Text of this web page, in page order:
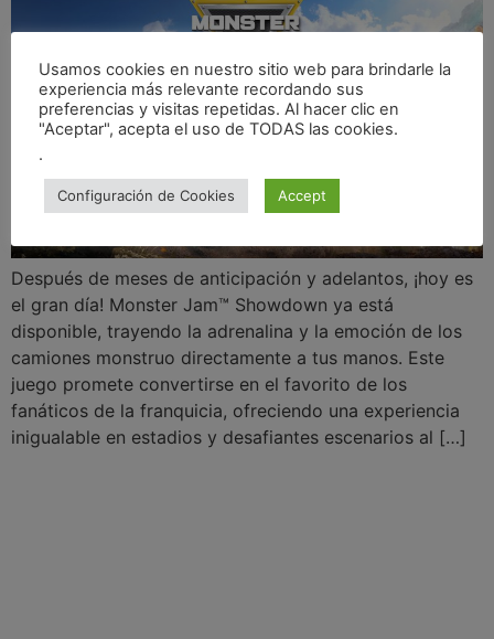
Después de meses de anticipación y adelantos, ¡hoy es
el gran día! Monster Jam™ Showdown ya está
disponible, trayendo la adrenalina y la emoción de los
camiones monstruo directamente a tus manos. Este
juego promete convertirse en el favorito de los
fanáticos de la franquicia, ofreciendo una experiencia
inigualable en estadios y desafiantes escenarios al […]
Usamos cookies en nuestro sitio web para brindarle la
experiencia más relevante recordando sus
preferencias y visitas repetidas. Al hacer clic en
"Aceptar", acepta el uso de TODAS las cookies.
.
Configuración de Cookies Accept